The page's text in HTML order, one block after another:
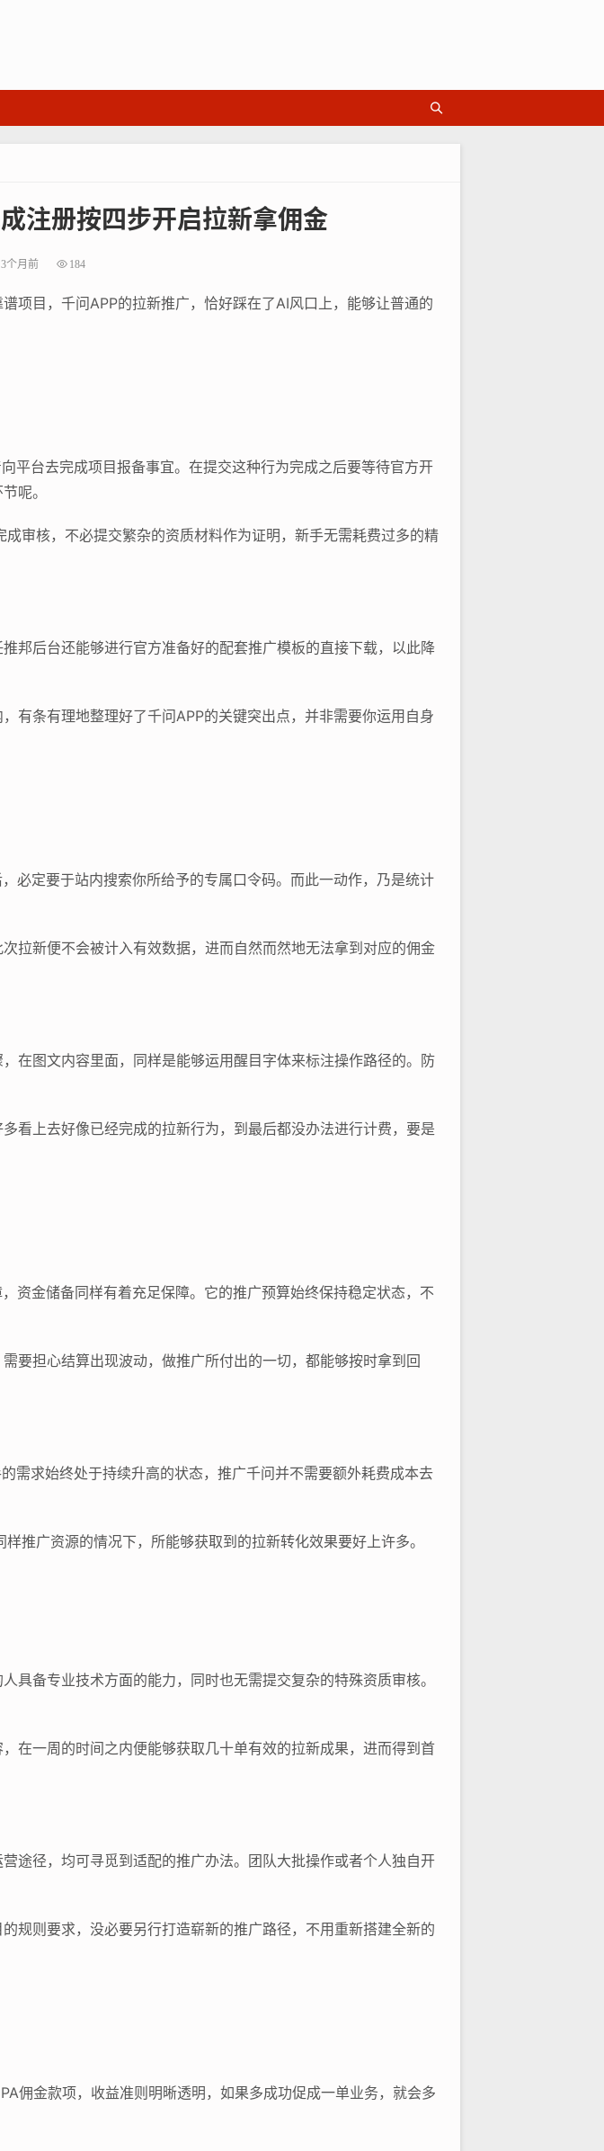
注册按四步开启拉新拿佣金
3个月前 184
项目，千问APP的拉新推广，恰好踩在了AI风口上，能够让普通的
平台去完成项目报备事宜。在提交这种行为完成之后要等待官方开
呢。
审核，不必提交繁杂的资质材料作为证明，新手无需耗费过多的精
邦后台还能够进行官方准备好的配套推广模板的直接下载，以此降
有条有理地整理好了千问APP的关键突出点，并非需要你运用自身
必定要于站内搜索你所给予的专属口令码。而此一动作，乃是统计
拉新便不会被计入有效数据，进而自然而然地无法拿到对应的佣金
在图文内容里面，同样是能够运用醒目字体来标注操作路径的。防
看上去好像已经完成的拉新行为，到最后都没办法进行计费，要是
资金储备同样有着充足保障。它的推广预算始终保持稳定状态，不
要担心结算出现波动，做推广所付出的一切，都能够按时拿到回
需求始终处于持续升高的状态，推广千问并不需要额外耗费成本去
推广资源的情况下，所能够获取到的拉新转化效果要好上许多。
具备专业技术方面的能力，同时也无需提交复杂的特殊资质审核。
在一周的时间之内便能够获取几十单有效的拉新成果，进而得到首
途径，均可寻觅到适配的推广办法。团队大批操作或者个人独自开
规则要求，没必要另行打造崭新的推广路径，不用重新搭建全新的
佣金款项，收益准则明晰透明，如果多成功促成一单业务，就会多